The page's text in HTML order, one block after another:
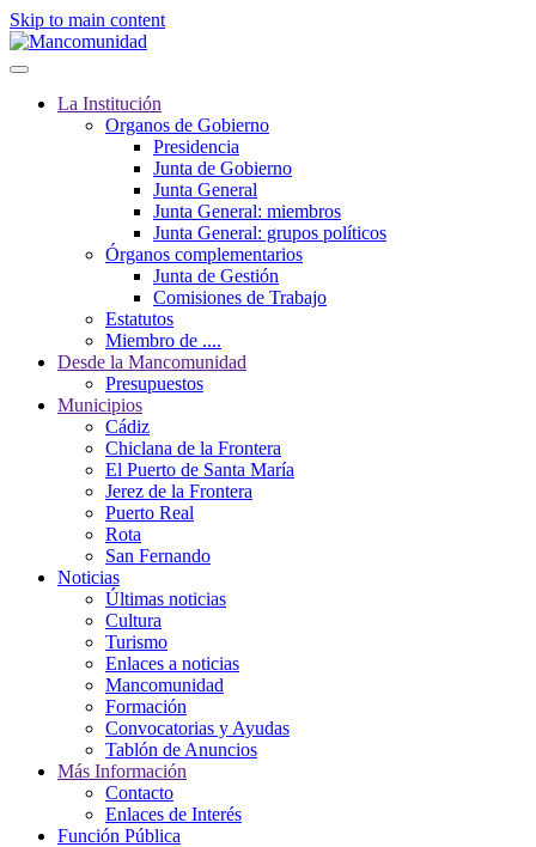
Skip to main content
La Institución
Organos de Gobierno
Presidencia
Junta de Gobierno
Junta General
Junta General: miembros
Junta General: grupos políticos
Órganos complementarios
Junta de Gestión
Comisiones de Trabajo
Estatutos
Miembro de ....
Desde la Mancomunidad
Presupuestos
Municipios
Cádiz
Chiclana de la Frontera
El Puerto de Santa María
Jerez de la Frontera
Puerto Real
Rota
San Fernando
Noticias
Últimas noticias
Cultura
Turismo
Enlaces a noticias
Mancomunidad
Formación
Convocatorias y Ayudas
Tablón de Anuncios
Más Información
Contacto
Enlaces de Interés
Función Pública